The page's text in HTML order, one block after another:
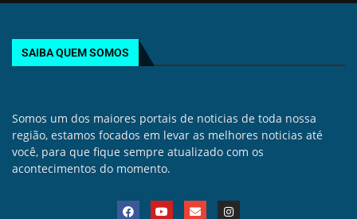
SAIBA QUEM SOMOS
Somos um dos maiores portais de noticias de toda nossa
região, estamos focados em levar as melhores noticias até
você, para que fique sempre atualizado com os
acontecimentos do momento.